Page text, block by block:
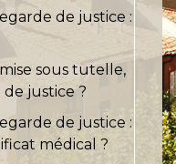
de justice :
sous tutelle,
justice ?
de justice :
médical ?